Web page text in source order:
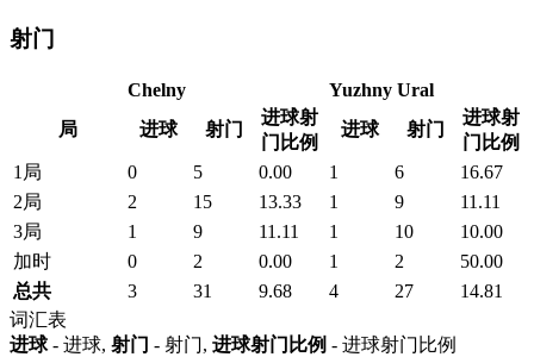
射门
Chelny
Yuzhny Ural
局
进球 射门
进球射
门比例
进球 射门
进球射
门比例
1局
0 5 0.00 1 6
16.67
2局
2 15 13.33 1 9
11.11
3局
1 9 11.11 1 10
10.00
加时
0 2 0.00 1 2
50.00
总共
3 31 9.68 4 27
14.81
词汇表
进球- 进球, 射门 - 射门, 进球射门比例 - 进球射门比例